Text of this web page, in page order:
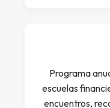
Programa
escuelas
encuentros,